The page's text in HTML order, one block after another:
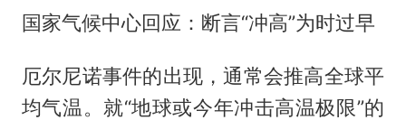
国家气候中心回应：断言“冲高”为时过早
厄尔尼诺事件的出现，通常会推高全球平
均气温。就“地球或今年冲击高温极限”的